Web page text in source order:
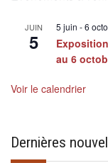
JUIN
5
5 juin -6
au 6
Voir le calendrier
Dernières